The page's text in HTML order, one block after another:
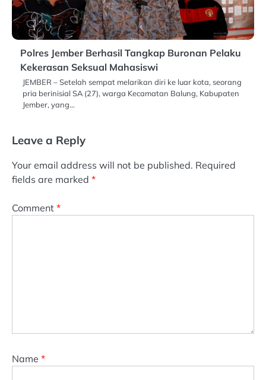
Polres Jember Berhasil Tangkap Buronan Pelaku
Kekerasan Seksual Mahasiswi
JEMBER – Setelah sempat melarikan diri ke luar kota, seorang
pria berinisial SA (27), warga Kecamatan Balung, Kabupaten
Jember, yang…
Leave a Reply
Your email address will not be published. Required
fields are marked *
Comment *
Name *